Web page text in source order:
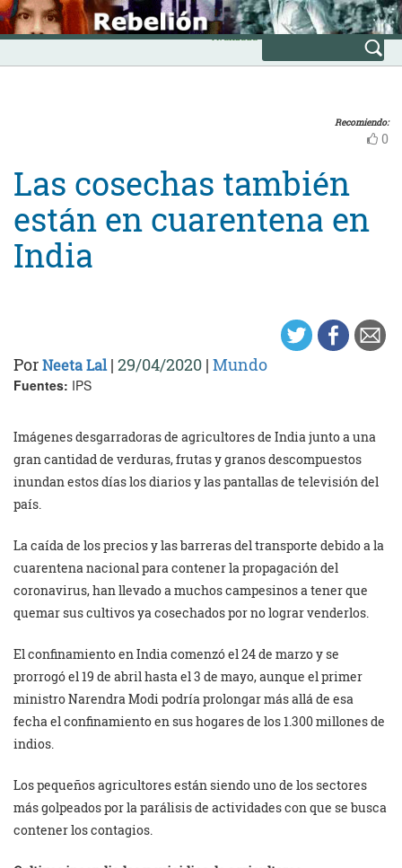
Skip
to
content
INICIO
Avanzada
Recomiendo:
0
Las cosechas también
están en cuarentena en
India
PorNeeta Lal| 29/04/2020 | Mundo
Fuentes: IPS
Imágenes desgarradoras de agricultores de India junto a una
gran cantidad de verduras, frutas y granos descompuestos
inundan estos días los diarios y las pantallas de televisión del
país.
La caída de los precios y las barreras del transporte debido a la
cuarentena nacional para contener la propagación del
coronavirus, han llevado a muchos campesinos a tener que
quemar sus cultivos ya cosechados por no lograr venderlos.
El confinamiento en India comenzó el 24 de marzo y se
prorrogó el 19 de abril hasta el 3 de mayo, aunque el primer
ministro Narendra Modi podría prolongar más allá de esa
fecha el confinamiento en sus hogares de los 1.300 millones de
indios.
Los pequeños agricultores están siendo uno de los sectores
más golpeados por la parálisis de actividades con que se busca
contener los contagios.